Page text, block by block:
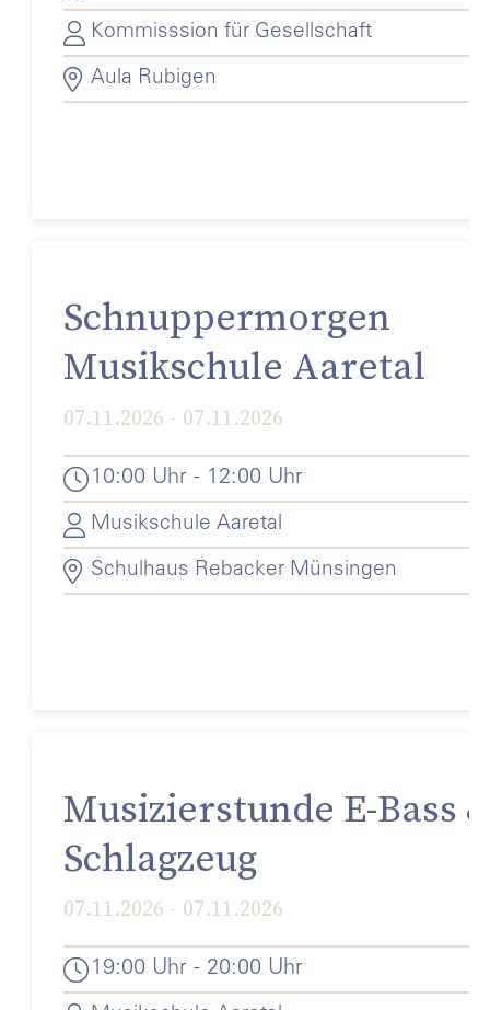
Kommisssion für Gesellschaft
Aula Rubigen
Schnuppermorgen
Musikschule Aaretal
07.11.2026 - 07.11.2026
10:00 Uhr - 12:00 Uhr
Musikschule Aaretal
Schulhaus Rebacker Münsingen
Musizierstunde E-Bass
Schlagzeug
07.11.2026 - 07.11.2026
19:00 Uhr - 20:00 Uhr